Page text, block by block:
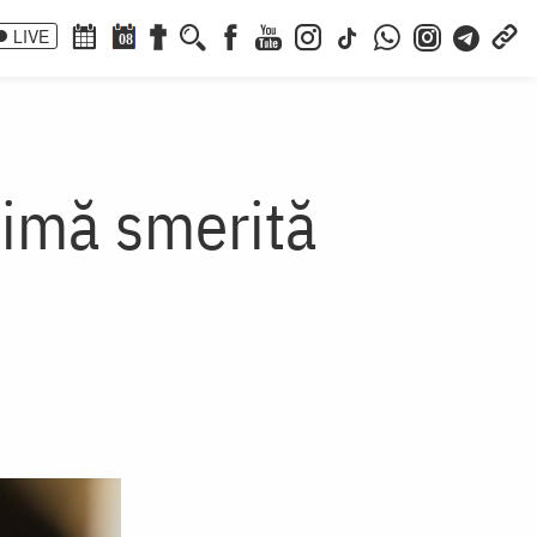
LIVE 08
smerită